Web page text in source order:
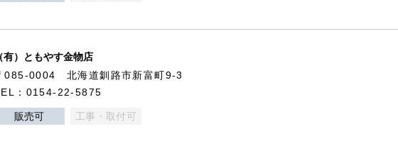
有）ともやす金物店
085-0004 北海道釧路市新富町9-3
：0154-22-5875
販売可 工事・取付可